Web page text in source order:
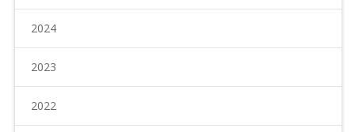
2024
2023
2022